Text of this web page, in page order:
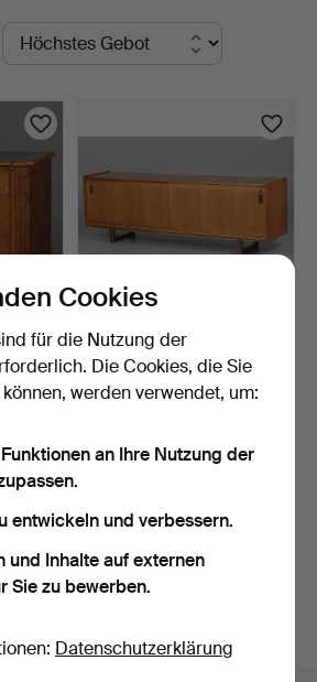
SIDEBOARD, furniertes
Holz.
2 Tage
Cookies
für die Nutzung der
Die Cookies, die Sie
werden verwendet, um:
an Ihre Nutzung der
entwickeln und verbessern.
und Inhalte auf externen
Sie zu bewerben.
Datenschutzerklärung